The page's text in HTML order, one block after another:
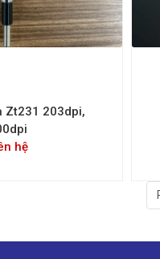
Zt231 203dpi,
hệ